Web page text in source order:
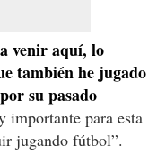
venir aquí, lo
también he jugado
su pasado
importante para esta
jugando fútbol”.